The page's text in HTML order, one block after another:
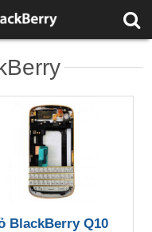
BlackBerry Q10